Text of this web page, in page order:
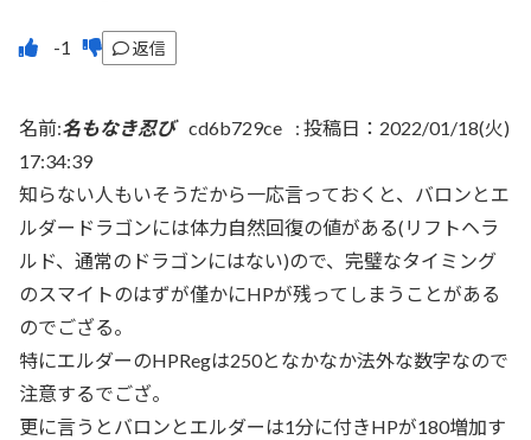
返信
名前:名もなき忍び cd6b729ce : 投稿日：2022/01/18(火)
17:34:39
知らない人もいそうだから一応言っておくと、バロンとエ
ルダードラゴンには体力自然回復の値がある(リフトヘラ
ルド、通常のドラゴンにはない)ので、完璧なタイミング
のスマイトのはずが僅かにHPが残ってしまうことがある
のでござる。
特にエルダーのHPRegは250となかなか法外な数字なので
注意するでござ。
更に言うとバロンとエルダーは1分に付きHPが180増加す